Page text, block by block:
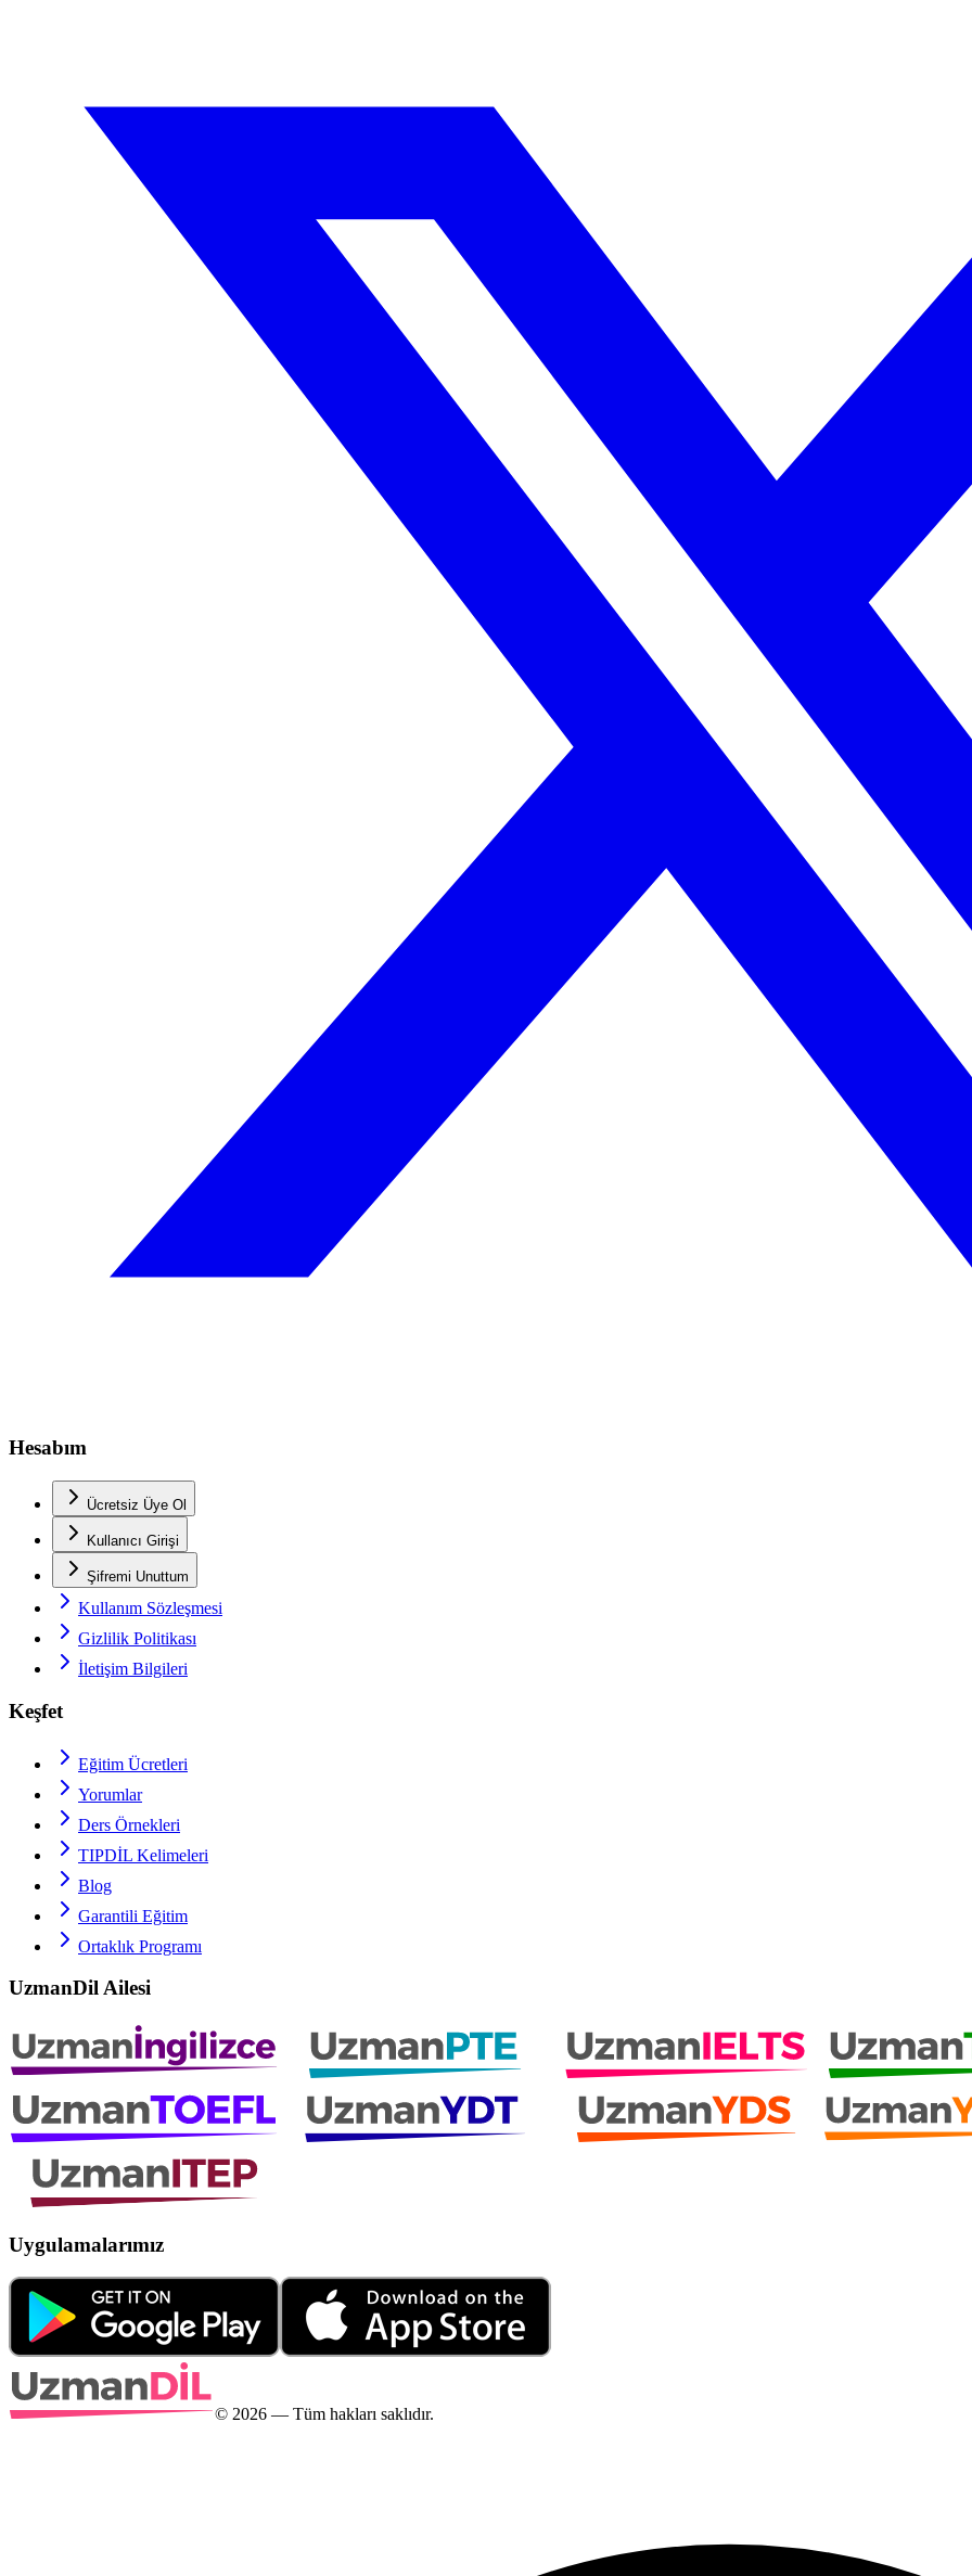
Hesabım
Ücretsiz Üye Ol
Kullanıcı Girişi
Şifremi Unuttum
Kullanım Sözleşmesi
Gizlilik Politikası
İletişim Bilgileri
Keşfet
Eğitim Ücretleri
Yorumlar
Ders Örnekleri
TIPDİL Kelimeleri
Blog
Garantili Eğitim
Ortaklık Programı
UzmanDil Ailesi
Uygulamalarımız
© 2026 — Tüm hakları saklıdır.